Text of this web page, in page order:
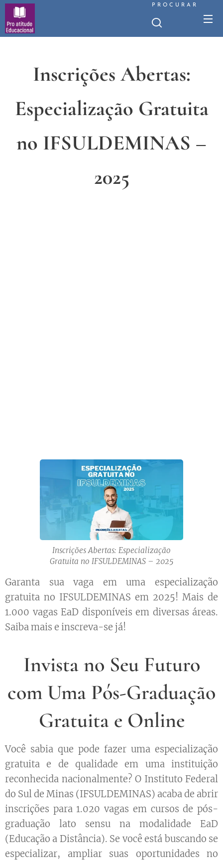
PROCURAR
Inscrições Abertas:
Especialização Gratuita
no IFSULDEMINAS –
2025
Inscrições Abertas: Especialização
Gratuita no IFSULDEMINAS – 2025
Garanta sua vaga em uma especialização
gratuita no IFSULDEMINAS em 2025! Mais de
1.000 vagas EaD disponíveis em diversas áreas.
Saiba mais e inscreva-se já!
Invista no Seu Futuro
com Uma Pós-Graduação
Gratuita e Online
Você sabia que pode fazer uma especialização
gratuita e de qualidade em uma instituição
reconhecida nacionalmente? O Instituto Federal
do Sul de Minas (IFSULDEMINAS) acaba de abrir
inscrições para 1.020 vagas em cursos de pós-
graduação lato sensu na modalidade EaD
(Educação a Distância). Se você está buscando se
especializar, ampliar suas oportunidades no